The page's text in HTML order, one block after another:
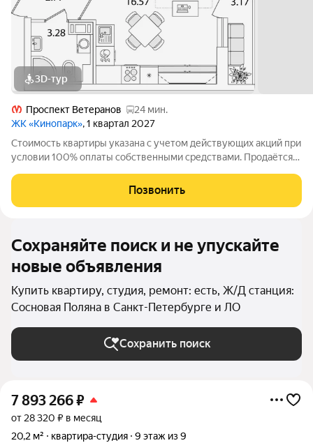
3D-тур
Проспект Ветеранов
24 мин.
ЖК «Кинопарк», 1 квартал 2027
Стоимость квартиры указана с учетом действующих акций при
условии 100% оплаты собственными средствами. Продаётся
«РСТИ» (Росстройинвест). Квартира находится в 9 этажном
доме, в Очередь 1, Корпус 1
Позвонить
Сохраняйте поиск и не упускайте
новые объявления
Купить квартиру, студия, ремонт: есть, Ж/Д станция:
Сосновая Поляна в Санкт-Петербурге и ЛО
Сохранить поиск
7 893 266₽
от 28 320 ₽ в месяц
20,2 м²
квартира-студия 9 этаж из 9